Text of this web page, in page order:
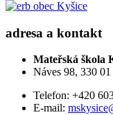
obec Kyšice
adresa a kontakt
Mateřská škola
Náves 98, 330
Telefon: +420
E-mail: